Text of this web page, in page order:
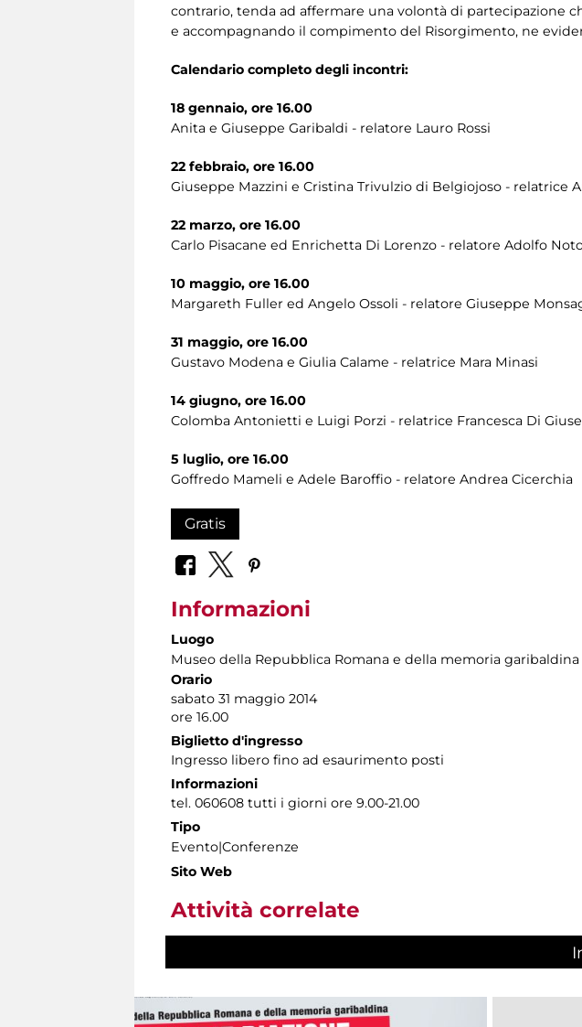
contrario, tenda ad affermare una volontà di partecipazione
e accompagnando il compimento del Risorgimento, ne
Calendario completo degli incontri:
18 gennaio, ore 16.00
Anita e Giuseppe Garibaldi - relatore Lauro Rossi
22 febbraio, ore 16.00
Giuseppe Mazzini e Cristina Trivulzio di Belgiojoso - relatrice
22 marzo, ore 16.00
Carlo Pisacane ed Enrichetta Di Lorenzo - relatore Adolfo
10 maggio, ore 16.00
Margareth Fuller ed Angelo Ossoli - relatore Giuseppe
31 maggio, ore 16.00
Gustavo Modena e Giulia Calame - relatrice Mara Minasi
14 giugno, ore 16.00
Colomba Antonietti e Luigi Porzi - relatrice Francesca Di
5 luglio, ore 16.00
Goffredo Mameli e Adele Baroffio - relatore Andrea Cicerchia
Gratis
Informazioni
Luogo
Museo della Repubblica Romana e della memoria garibaldina
Orario
sabato 31 maggio 2014
ore 16.00
Biglietto d'ingresso
Ingresso libero fino ad esaurimento posti
Informazioni
tel. 060608 tutti i giorni ore 9.00-21.00
Tipo
Evento|Conferenze
Sito Web
Attività correlate